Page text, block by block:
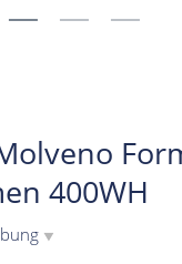
400WH
▼